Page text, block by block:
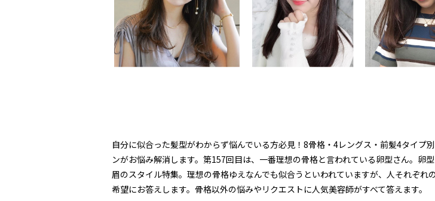
自分に似合った髪型がわからず悩んでいる方必見！8骨格・4レングス・前髪4タイプ
ンがお悩み解消します。第157回目は、一番理想の骨格と言われている卵型さん。卵
眉のスタイル特集。理想の骨格ゆえなんでも似合うといわれていますが、人それぞれ
希望にお答えします。骨格以外の悩みやリクエストに人気美容師がすべて答えます。